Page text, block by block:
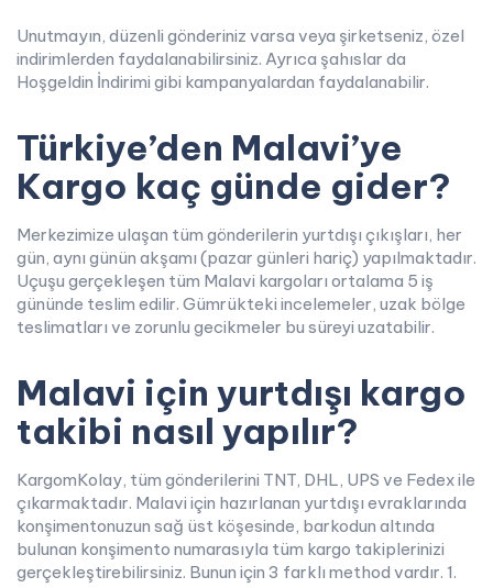
Unutmayın, düzenli gönderiniz varsa veya şirketseniz, özel
indirimlerden faydalanabilirsiniz. Ayrıca şahıslar da
Hoşgeldin İndirimi gibi kampanyalardan faydalanabilir.
Türkiye’den Malavi’ye
Kargo kaç günde gider?
Merkezimize ulaşan tüm gönderilerin yurtdışı çıkışları, her
gün, aynı günün akşamı (pazar günleri hariç) yapılmaktadır.
Uçuşu gerçekleşen tüm Malavi kargoları ortalama 5 iş
gününde teslim edilir. Gümrükteki incelemeler, uzak bölge
teslimatları ve zorunlu gecikmeler bu süreyi uzatabilir.
Malavi için yurtdışı kargo
takibi nasıl yapılır?
KargomKolay, tüm gönderilerini TNT, DHL, UPS ve Fedex ile
çıkarmaktadır. Malavi için hazırlanan yurtdışı evraklarında
konşimentonuzun sağ üst köşesinde, barkodun altında
bulunan konşimento numarasıyla tüm kargo takiplerinizi
gerçekleştirebilirsiniz. Bunun için 3 farklı method vardır. 1.